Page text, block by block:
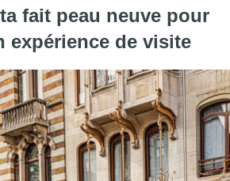
fait peau neuve pour
expérience de visite